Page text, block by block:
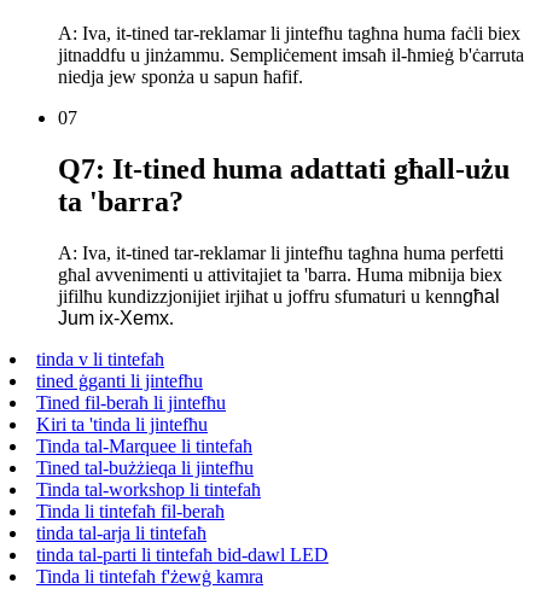
A: Iva, it-tined tar-reklamar li jintefħu tagħna huma faċli biex
jitnaddfu u jinżammu. Sempliċement imsaħ il-ħmieġ b'ċarruta
niedja jew sponża u sapun ħafif.
07
Q7: It-tined huma adattati għall-użu
ta 'barra?
A: Iva, it-tined tar-reklamar li jintefħu tagħna huma perfetti
għal avvenimenti u attivitajiet ta 'barra. Huma mibnija biex
jifilħu kundizzjonijiet irjiħat u joffru sfumaturi u kenngħal
Jum ix-Xemx.
tinda v li tintefaħ
tined ġganti li jintefħu
Tined fil-beraħ li jintefħu
Kiri ta 'tinda li jintefħu
Tinda tal-Marquee li tintefaħ
Tined tal-bużżieqa li jintefħu
Tinda tal-workshop li tintefaħ
Tinda li tintefaħ fil-beraħ
tinda tal-arja li tintefaħ
tinda tal-parti li tintefaħ bid-dawl LED
Tinda li tintefaħ f'żewġ kamra